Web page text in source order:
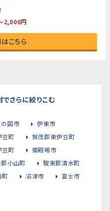
2,000円
こちら
さらに絞りこむ
国市
伊東市
豆町
賀茂郡東伊豆町
豆町
御殿場市
小山町
駿東郡清水町
町 沼津市
富士市